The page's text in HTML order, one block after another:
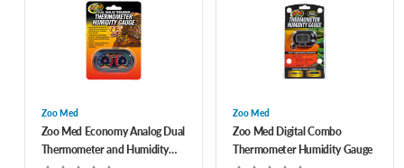
Zoo Med
Zoo Med Economy Analog Dual
Thermometer and Humidity
Zoo Med
Zoo Med Digital Combo
Thermometer Humidity Gauge